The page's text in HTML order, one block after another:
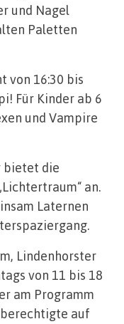
und Nagel
Paletten
von 16:30 bis
Für Kinder ab 6
und Vampire
bietet die
an.
Laternen
Lindenhorster
von 11 bis 18
am Programm
auf